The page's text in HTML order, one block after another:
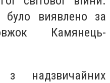
було виявлено за
Камянець-
надзвичайних